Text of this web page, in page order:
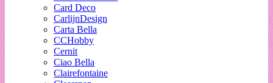
Card Deco
CarlijnDesign
Carta Bella
CCHobby
Cernit
Ciao Bella
Clairefontaine